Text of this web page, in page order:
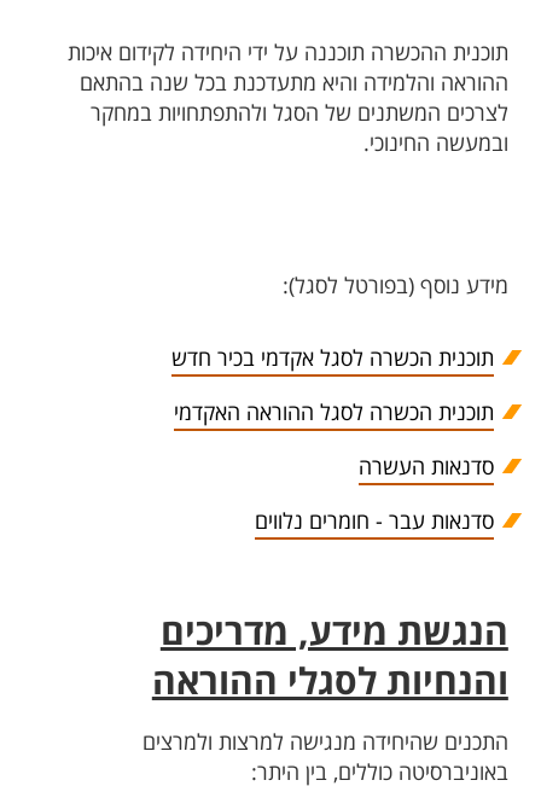
תוכנית ההכשרה תוכננה על ידי היחידה לקידום איכות
ההוראה והלמידה והיא מתעדכנת בכל שנה בהתאם
לצרכים המשתנים של הסגל ולהתפתחויות במחקר
ובמעשה החינוכי.
מידע נוסף (בפורטל לסגל):
תוכנית הכשרה לסגל אקדמי בכיר חדש
תוכנית הכשרה לסגל ההוראה האקדמי
סדנאות העשרה
סדנאות עבר - חומרים נלווים
הנגשת מידע, מדריכים
והנחיות לסגלי ההוראה
התכנים שהיחידה מנגישה למרצות ולמרצים
באוניברסיטה כוללים, בין היתר: